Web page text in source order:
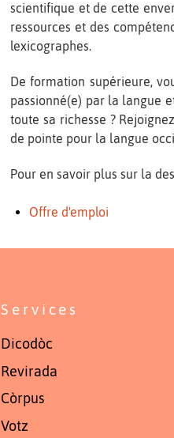
scientifique et de cette
ressources et des
lexicographes.
De formation supérieure,
passionné(e) par la langue
toute sa richesse ?
de pointe pour la langue
Pour en savoir plus sur la
Offre d'emploi
Services
Dicodòc
Revirada
Còrpus
Votz